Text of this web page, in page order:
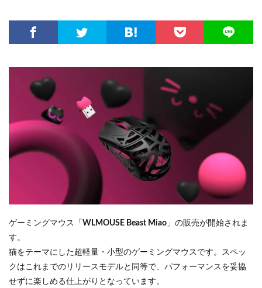
ゲーミングマウス「 WLMOUSE Beast Miao 」の販売が開始されま
す。
猫をテーマにした超軽量・小型のゲーミングマウスです。スペッ
クはこれまでのリリースモデルと同等で、パフォーマンスを妥協
せずに楽しめる仕上がりとなっています。